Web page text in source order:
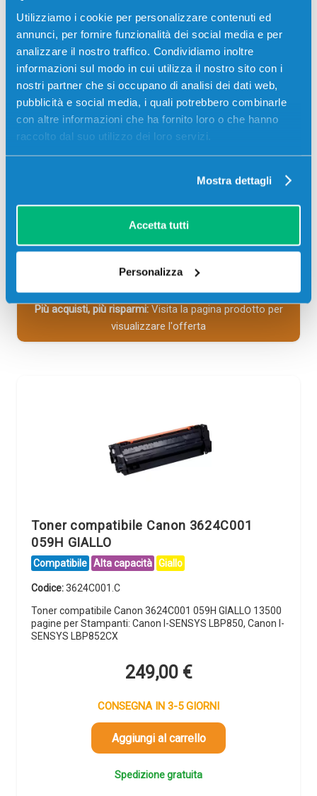
Utilizziamo i cookie per personalizzare contenuti ed
annunci, per fornire funzionalità dei social media e per
analizzare il nostro traffico. Condividiamo inoltre
informazioni sul modo in cui utilizza il nostro sito con i
nostri partner che si occupano di analisi dei dati web,
pubblicità e social media, i quali potrebbero combinarle
con altre informazioni che ha fornito loro o che hanno
raccolto dal suo utilizzo dei loro servizi.
Mostra dettagli
Accetta tutti
Personalizza
Codice:3626C001.C
Toner compatibile Canon 3626C001 059H CIANO 13500
pagine per Stampanti: Canon I-SENSYS LBP850, Canon I-
SENSYS LBP852CX
249,00€
Aggiungi al carrello
Spedizione gratuita
SCADE TRA:
13 58
Più acquisti, più risparmi:Visita la pagina prodotto per
visualizzare l'offerta
Toner compatibile Canon 3624C001
059H GIALLO
Compatibile Alta capacità Giallo
Codice:3624C001.C
Toner compatibile Canon 3624C001 059H GIALLO 13500
pagine per Stampanti: Canon I-SENSYS LBP850, Canon I-
SENSYS LBP852CX
249,00 €
CONSEGNA IN 3-5 GIORNI
Aggiungi al carrello
Spedizione gratuita